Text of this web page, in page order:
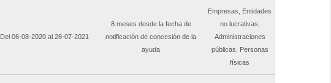
Del 06-08-2020 al 28-07-2021
8 meses desde la fecha de
notificación de concesión de la
ayuda
Empresas, Entidades
no lucrativas,
Administraciones
públicas, Personas
físicas